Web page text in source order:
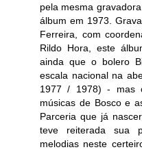
pela mesma
álbum em 1973.
Ferreira, com
Rildo Hora, este
ainda que o bolero
escala nacional na
1977 / 1978) - mas
músicas de Bosco e
Parceria que já
teve reiterada sua
melodias neste